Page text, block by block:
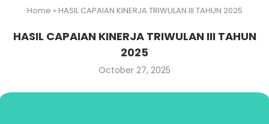
Home » HASIL CAPAIAN KINERJA TRIWULAN III TAHUN 2025
HASIL CAPAIAN KINERJA TRIWULAN III TAHUN
2025
October 27, 2025